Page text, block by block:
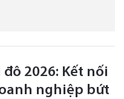
2026: Kết nối
nghiệp bứt